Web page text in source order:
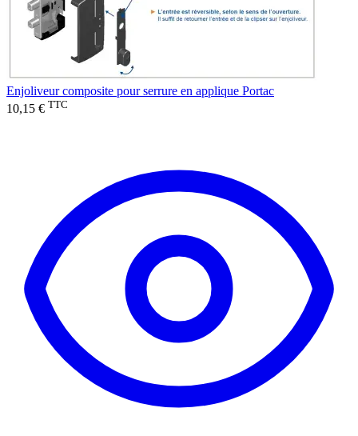
Enjoliveur composite pour serrure en applique Portac
10,15 € TTC